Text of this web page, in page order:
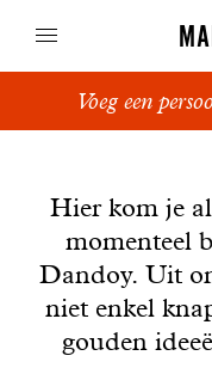
Voeg een
Hier kom je
momenteel
Dandoy. Uit
niet enkel
gouden